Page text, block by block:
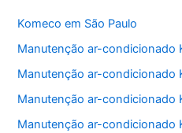
e
b
o
o
k
er s
A
p
p
Komeco em São Paulo
Manutenção ar-condicionado
Manutenção ar-condicionado
Manutenção ar-condicionado
Manutenção ar-condicionado